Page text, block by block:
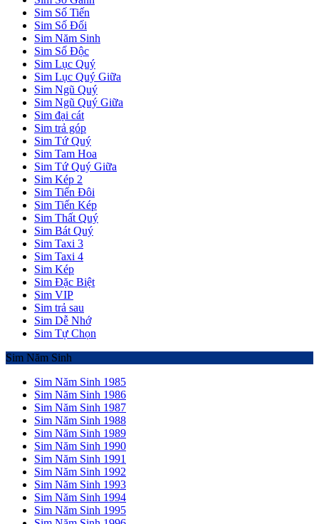
Sim Số Tiến
Sim Số Đối
Sim Năm Sinh
Sim Số Độc
Sim Lục Quý
Sim Lục Quý Giữa
Sim Ngũ Quý
Sim Ngũ Quý Giữa
Sim đại cát
Sim trả góp
Sim Tứ Quý
Sim Tam Hoa
Sim Tứ Quý Giữa
Sim Kép 2
Sim Tiến Đôi
Sim Tiến Kép
Sim Thất Quý
Sim Bát Quý
Sim Taxi 3
Sim Taxi 4
Sim Kép
Sim Đặc Biệt
Sim VIP
Sim trả sau
Sim Dễ Nhớ
Sim Tự Chọn
Sim Năm Sinh
Sim Năm Sinh 1985
Sim Năm Sinh 1986
Sim Năm Sinh 1987
Sim Năm Sinh 1988
Sim Năm Sinh 1989
Sim Năm Sinh 1990
Sim Năm Sinh 1991
Sim Năm Sinh 1992
Sim Năm Sinh 1993
Sim Năm Sinh 1994
Sim Năm Sinh 1995